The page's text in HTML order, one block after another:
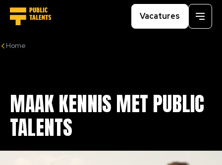
Vacatures
Menu
Home
MAAKKENNIS MET PUBLIC
TALENTS